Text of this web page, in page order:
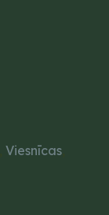
Viesnīcas